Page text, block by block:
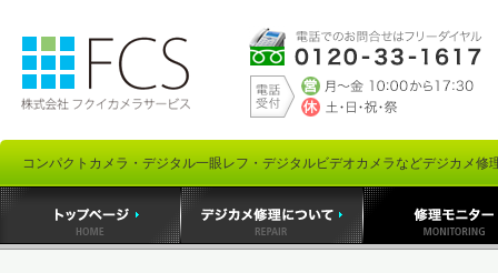
コンパクトカメラ・デジタル一眼レフ・デジタルビデオカメラなどデジカメ修